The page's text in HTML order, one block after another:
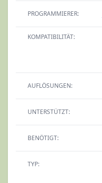
PROGRAMMIERER:
KOMPATIBILITÄT:
AUFLÖSUNGEN:
UNTERSTÜTZT:
BENÖTIGT:
TYP: